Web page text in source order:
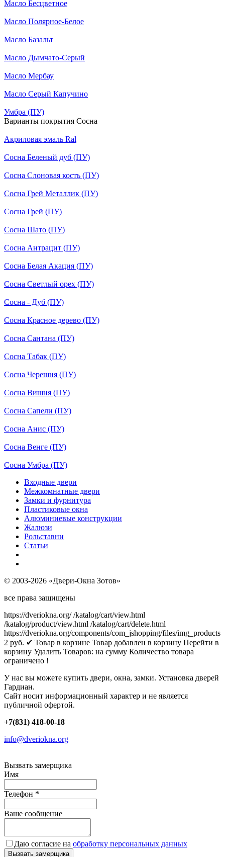
Масло Бесцветное
Масло Полярное-Белое
Масло Базальт
Масло Дымчато-Серый
Масло Мербау
Масло Серый Капучино
Умбра (ПУ)
Варианты покрытия Сосна
Акриловая эмаль Ral
Сосна Беленый дуб (ПУ)
Сосна Слоновая кость (ПУ)
Сосна Грей Металлик (ПУ)
Сосна Грей (ПУ)
Сосна Шато (ПУ)
Сосна Антрацит (ПУ)
Сосна Белая Акация (ПУ)
Сосна Светлый орех (ПУ)
Сосна - Дуб (ПУ)
Сосна Красное дерево (ПУ)
Сосна Сантана (ПУ)
Сосна Табак (ПУ)
Сосна Черешня (ПУ)
Сосна Вишня (ПУ)
Сосна Сапели (ПУ)
Сосна Анис (ПУ)
Сосна Венге (ПУ)
Сосна Умбра (ПУ)
Входные двери
Межкомнатные двери
Замки и фурнитура
Пластиковые окна
Алюминиевые конструкции
Жалюзи
Рольставни
Статьи
© 2003-2026 «Двери-Окна Зотов»
все права защищены
https://dveriokna.org/ /katalog/cart/view.html
/katalog/product/view.html /katalog/cart/delete.html
https://dveriokna.org/components/com_jshopping/files/img_products
2 руб. ✔ Товар в корзине Товар добавлен в корзину Перейти в
корзину Удалить Товаров: на сумму Количество товара
ограничено !
У нас вы можете купить двери, окна, замки. Установка дверей
Гардиан.
Сайт носит информационный характер и не является
публичной офертой.
+7(831) 418-00-18
info@dveriokna.org
Вызвать замерщика
Имя
Телефон *
Ваше сообщение
Даю согласие на обработку персональных данных
Вызвать замерщика